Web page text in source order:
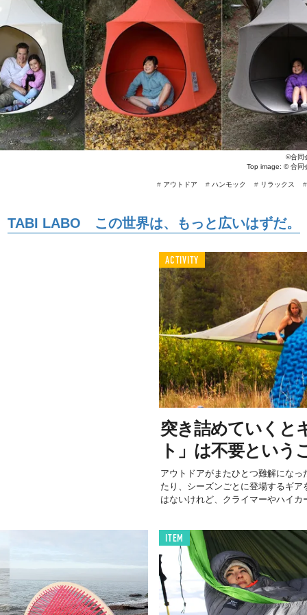
©合同
Top image: ©合同
# リラックス
# ハンモック
# アウトドア
TABI LABO この世界は、もっと広いはずだ。
ACTIVITY
突き詰めていくと
ト」は不要とい
アウトドアがまたひとつ難解にな
たり、シーズンごとに登場するギ
はないけれど、クライマーやハイカ
ITEM